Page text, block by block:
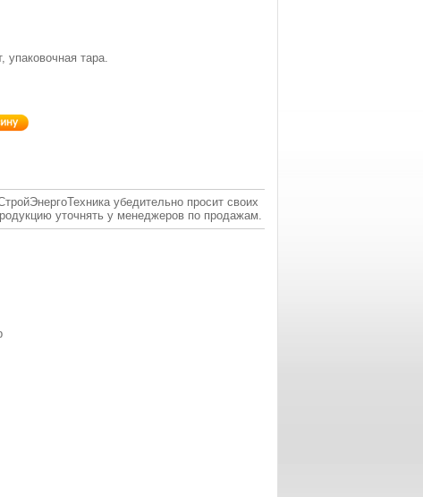
упаковочная тара.
убедительно просит своих
уточнять у менеджеров по продажам.